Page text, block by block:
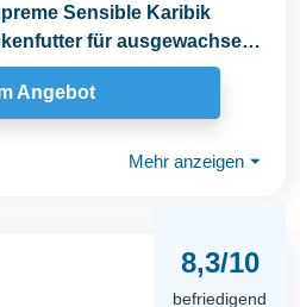
Sensible Karibik
für ausgewachsene
Angebot
Mehr anzeigen ⏷
8,3/10
befriedigend